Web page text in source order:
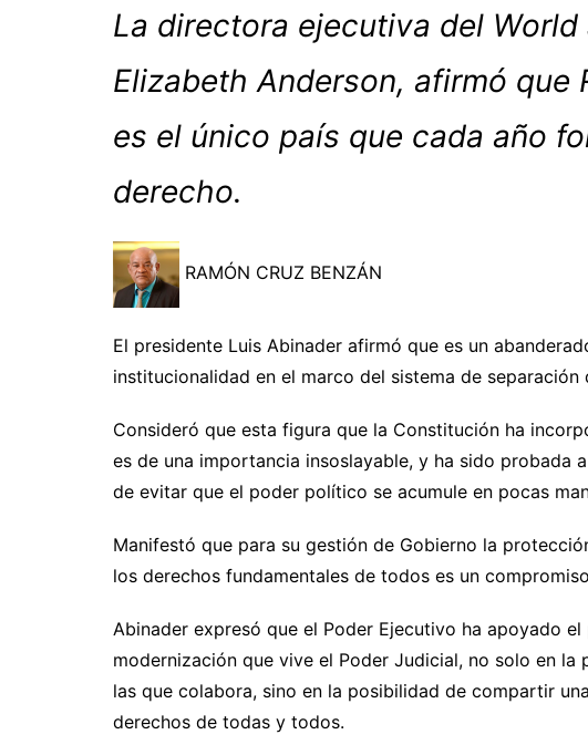
La directora ejecutiva del
Elizabeth Anderson, afirmó que
es el único país que cada año
derecho.
RAMÓN CRUZ BENZÁN
El presidente Luis Abinader afirmó que es un
institucionalidad en el marco del sistema de separación
Consideró que esta figura que la Constitución ha
es de una importancia insoslayable, y ha sido probada
de evitar que el poder político se acumule en pocas
Manifestó que para su gestión de Gobierno la
los derechos fundamentales de todos es un
Abinader expresó que el Poder Ejecutivo ha apoyado
modernización que vive el Poder Judicial, no solo en
las que colabora, sino en la posibilidad de compartir
derechos de todas y todos.